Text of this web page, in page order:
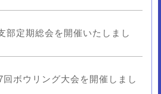
部定期総会を開催いたしまし
回ボウリング大会を開催しまし